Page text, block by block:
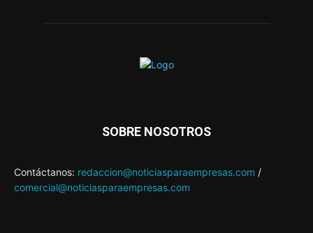
SOBRE NOSOTROS
Contáctanos: redaccion@noticiasparaempresas.com /
comercial@noticiasparaempresas.com